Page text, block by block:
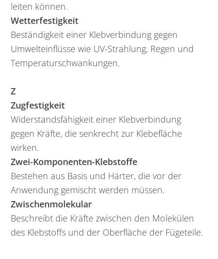
leiten können.
Wetterfestigkeit
Beständigkeit einer Klebverbindung gegen
Umwelteinflüsse wie UV-Strahlung, Regen und
Temperaturschwankungen.
Z
Zugfestigkeit
Widerstandsfähigkeit einer Klebverbindung
gegen Kräfte, die senkrecht zur Klebefläche
wirken.
Zwei-Komponenten-Klebstoffe
Bestehen aus Basis und Härter, die vor der
Anwendung gemischt werden müssen.
Zwischenmolekular
Beschreibt die Kräfte zwischen den Molekülen
des Klebstoffs und der Oberfläche der Fügeteile.